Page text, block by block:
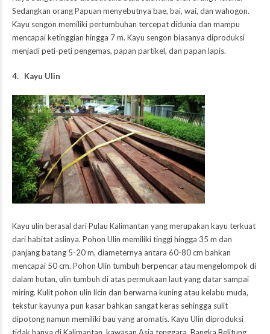
Sedangkan orang Papuan menyebutnya bae, bai, wai, dan wahogon.
Kayu sengon memiliki pertumbuhan tercepat didunia dan mampu
mencapai ketinggian hingga 7 m. Kayu sengon biasanya diproduksi
menjadi peti-peti pengemas, papan partikel, dan papan lapis.
4. Kayu Ulin
Kayu ulin berasal dari Pulau Kalimantan yang merupakan kayu terkuat
dari habitat aslinya. Pohon Ulin memiliki tinggi hingga 35 m dan
panjang batang 5-20 m, diameternya antara 60-80 cm bahkan
mencapai 50 cm. Pohon Ulin tumbuh berpencar atau mengelompok di
dalam hutan, ulin tumbuh di atas permukaan laut yang datar sampai
miring. Kulit pohon ulin licin dan berwarna kuning atau kelabu muda,
tekstur kayunya pun kasar bahkan sangat keras sehingga sulit
dipotong namun memiliki bau yang aromatis. Kayu Ulin diproduksi